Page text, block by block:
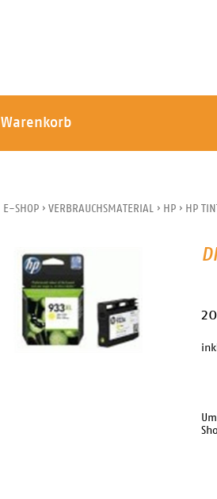
Warenkorb
E-SHOP › VERBRAUCHSMATERIAL › HP › HP